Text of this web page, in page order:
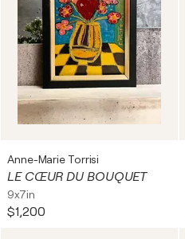
Anne-Marie Torrisi
LE CŒUR DU BOUQUET
9x7in
$1,200